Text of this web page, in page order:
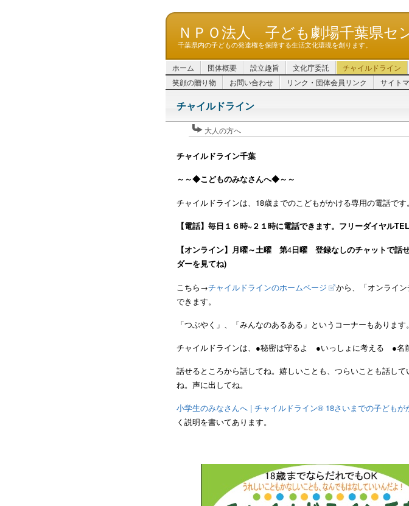
ＮＰＯ法人 子ども劇場千葉県セ
千葉県内の子どもの発達権を保障する生活文化環境を創ります。
ホーム 団体概要 設立趣旨 文化庁委託 チャイルドライン
笑顔の贈り物
お問い合わせ リンク・団体会員リンク サイト
チャイルドライン
大人の方へ
チャイルドライン千葉
～～◆こどものみなさんへ◆～ ～
チャイルドラインは、18歳までのこどもがかける専用の電話です。
【電話】毎日１６時~２１時に電話できます。フリーダイヤル
【オンライン】月曜～土曜 第4日曜 登録なしのチャットで話
ダーを見てね)
こちら→チャイルドラインのホームページ
から、「オンライ
できます。
「つぶやく」、「みんなのあるある」 というコーナーもありま
チャイルドラインは、●秘密は守るよ ●いっしょに考える ●名
話せるところから話してね。嬉しいことも、つらいことも話し
ね。声に出してね。
小学生のみなさんへ | チャイルドライン® 18さいまでの子どもが
く説明を書いてあります。